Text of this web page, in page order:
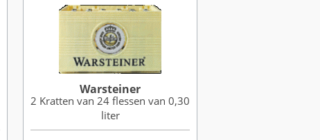
Warsteiner
2 Kratten van 24 flessen van 0,30
liter